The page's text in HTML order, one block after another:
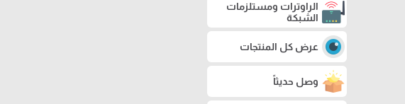
الراوترات ومستلزمات
الشبكة
عرض كل المنتجات
وصل حديثاً